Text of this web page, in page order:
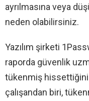
ayrılmasına veya
neden olabilirsiniz.
Yazılım şirketi
raporda güvenlik
tükenmiş hissettiğini
çalışandan biri,